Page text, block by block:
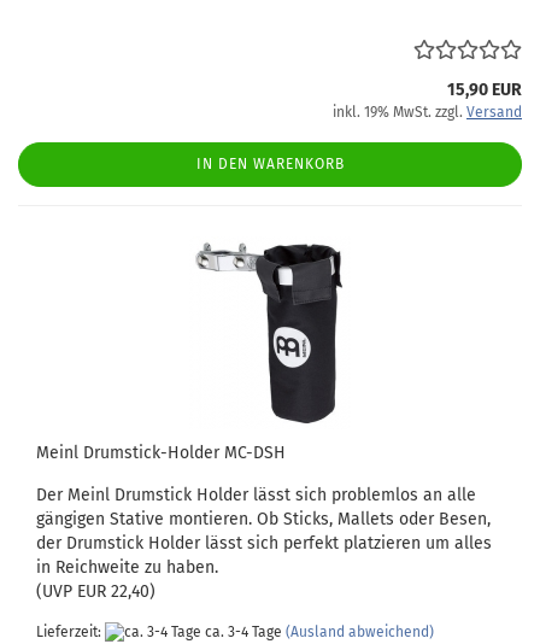
15,90 EUR
inkl. 19% MwSt. zzgl. Versand
IN DEN WARENKORB
Meinl Drumstick-Holder MC-DSH
Der Meinl Drumstick Holder lässt sich problemlos an alle
gängigen Stative montieren. Ob Sticks, Mallets oder Besen,
der Drumstick Holder lässt sich perfekt platzieren um alles
in Reichweite zu haben.
(UVP EUR 22,40)
Lieferzeit: ca. 3-4 Tage (Ausland abweichend)